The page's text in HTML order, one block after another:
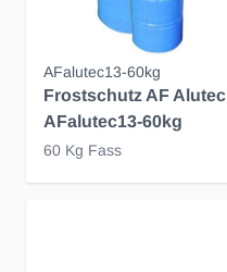
AFalutec13-60kg
Frostschutz AF
AFalutec13-60kg
60 Kg Fass